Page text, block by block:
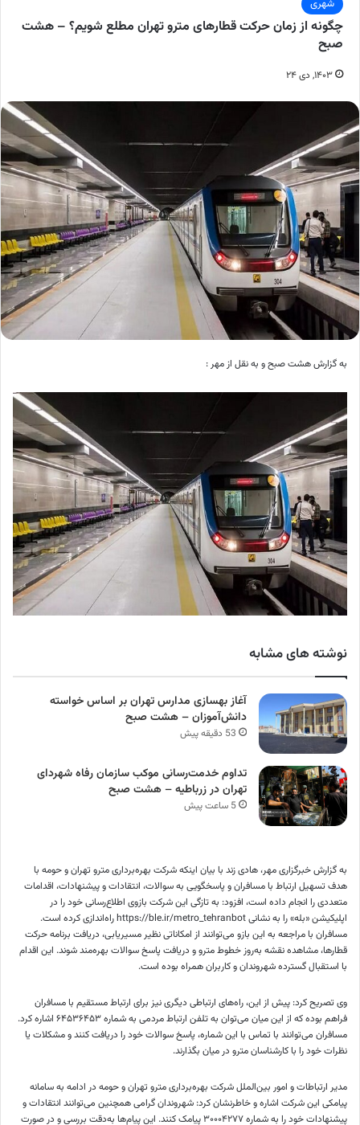
شهری
چگونه از زمان حرکت قطارهای مترو تهران مطلع شویم؟ – هشت
صبح
۱۴۰۳, دی ۲۴
به گزارش هشت صبح و به نقل از مهر :
نوشته های مشابه
آغاز بهسازی مدارس تهران بر اساس خواسته
دانش‌آموزان – هشت صبح
53 دقیقه پیش
تداوم خدمت‌رسانی موکب سازمان رفاه شهردای
تهران در زرباطیه – هشت صبح
5 ساعت پیش
به گزارش خبرگزاری مهر، هادی زند با بیان اینکه شرکت بهره‌برداری مترو تهران و حومه با
هدف تسهیل ارتباط با مسافران و پاسخگویی به سوالات، انتقادات و پیشنهادات، اقدامات
متعددی را انجام داده است، افزود: به تازگی این شرکت بازوی اطلاع‌رسانی خود را در
اپلیکیشن «بله» را به نشانی https://ble.ir/metro_tehranbot راه‌اندازی کرده است.
مسافران با مراجعه به این بازو می‌توانند از امکاناتی نظیر مسیریابی، دریافت برنامه حرکت
قطارها، مشاهده نقشه به‌روز خطوط مترو و دریافت پاسخ سوالات بهره‌مند شوند. این اقدام
با استقبال گسترده شهروندان و کاربران همراه بوده است.
وی تصریح کرد: پیش از این، راه‌های ارتباطی دیگری نیز برای ارتباط مستقیم با مسافران
فراهم بوده که از این میان می‌توان به تلفن ارتباط مردمی به شماره ۶۴۵۳۶۴۵۳ اشاره کرد.
مسافران می‌توانند با تماس با این شماره، پاسخ سوالات خود را دریافت کنند و مشکلات یا
نظرات خود را با کارشناسان مترو در میان بگذارند.
مدیر ارتباطات و امور بین‌الملل شرکت بهره‌برداری مترو تهران و حومه در ادامه به سامانه
پیامکی این شرکت اشاره و خاطرنشان کرد: شهروندان گرامی همچنین می‌توانند انتقادات و
پیشنهادات خود را به شماره ۳۰۰۰۴۲۷۷ پیامک کنند. این پیام‌ها به‌دقت بررسی و در صورت